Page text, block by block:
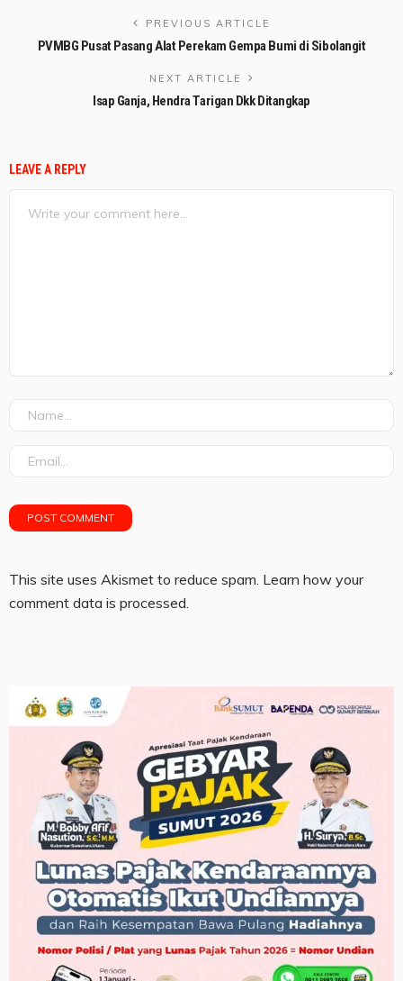
PREVIOUS ARTICLE
PVMBG Pusat Pasang Alat Perekam Gempa Bumi di Sibolangit
NEXT ARTICLE
Isap Ganja, Hendra Tarigan Dkk Ditangkap
LEAVE A REPLY
This site uses Akismet to reduce spam. Learn how your
comment data is processed.